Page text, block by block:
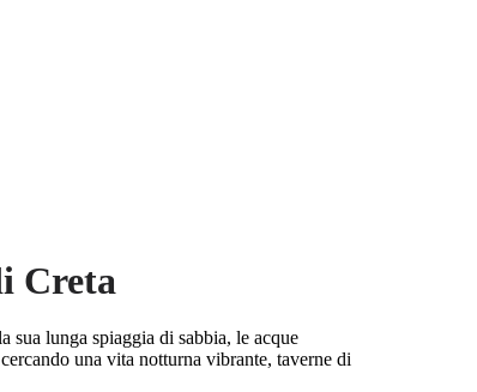
Creta
sua lunga spiaggia di sabbia, le acque
una vita notturna vibrante, taverne di